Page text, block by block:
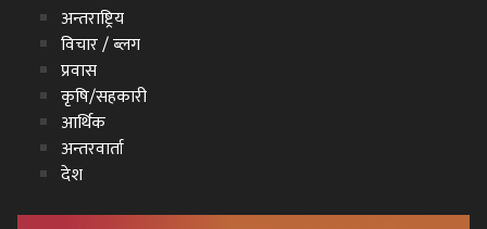
अन्तराष्ट्रिय
विचार / ब्लग
प्रवास
कृषि/सहकारी
आर्थिक
अन्तरवार्ता
देश